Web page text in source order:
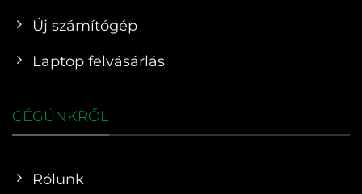
Új számítógép
Laptop felvásárlás
CÉGÜNKRŐL
Rólunk